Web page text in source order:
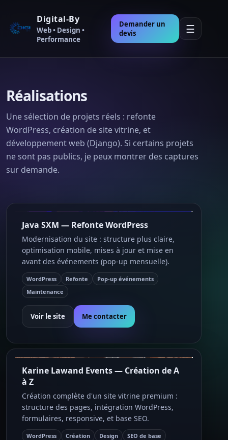
Digital-By
Web • Design •
Performance
Demander un
devis
☰
Réalisations
Une sélection de projets réels : refonte
WordPress, création de site vitrine, et
développement web (Django). Si certains projets
ne sont pas publics, je peux montrer des captures
sur demande.
Java SXM — Refonte WordPress
Modernisation du site : structure plus claire,
optimisation mobile, mises à jour et mise en
avant des événements (pop-up mensuelle).
WordPress Refonte
Pop-up événements
Maintenance
Voir le site Me contacter
Karine Lawand Events — Création de A
à Z
Création complète d'un site vitrine premium :
structure des pages, intégration WordPress,
formulaires, responsive, et base SEO.
WordPress Création Design SEO de base